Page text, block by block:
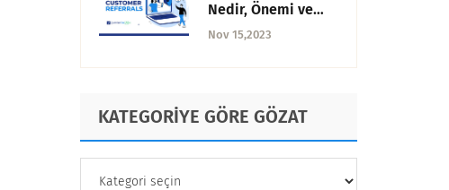
Nedir, Önemi ve
Nasıl Elde Edilir?
Nov 15,2023
KATEGORİYE GÖRE GÖZAT
GÖRE